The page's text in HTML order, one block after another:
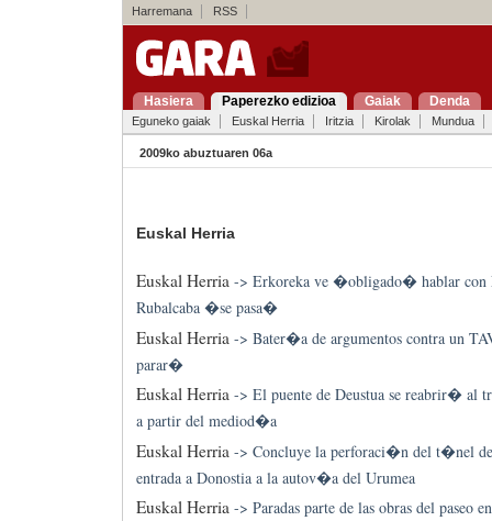
Harremana RSS
Hasiera Paperezko edizioa Gaiak Denda
Eguneko gaiak Euskal Herria Iritzia Kirolak Mundua
2009ko abuztuaren 06a
Euskal Herria
Euskal Herria-> Erkoreka ve �obligado� hablar con
Rubalcaba �se pasa�
Euskal Herria -> Bater�a de argumentos contra un
parar�
Euskal Herria-> El puente de Deustua se reabrir�
a partir del mediod�a
Euskal Herria -> Concluye la perforaci�n del t�nel
entrada a Donostia a la autov�a del Urumea
Euskal Herria-> Paradas parte de las obras del paseo